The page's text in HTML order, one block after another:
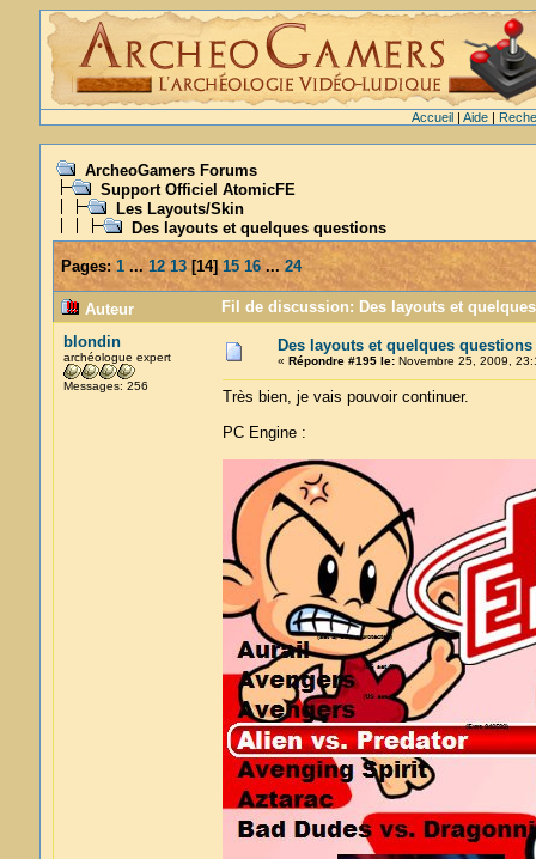
Accueil| Aide|
ArcheoGamers Forums
Support Officiel AtomicFE
Les Layouts/Skin
Des layouts et quelques questions
Pages: 1 ...12 13[14]15 16 ... 24
Auteur
Fil de discussion: Des layouts et
blondin
archéologue expert
Messages: 256
Des layouts et quelques questions
« Répondre #195 le:Novembre 25, 2009,
Très bien, je vais pouvoir continuer.
PC Engine :